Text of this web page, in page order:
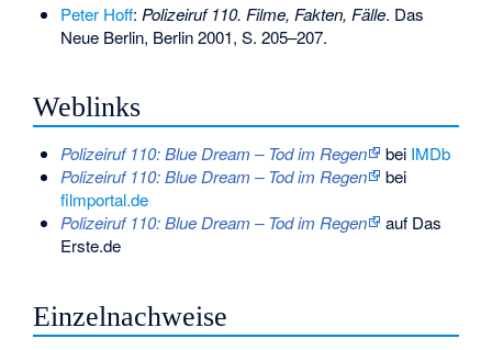
Peter Hoff: Polizeiruf 110. Filme, Fakten, Fälle. Das
Neue Berlin, Berlin 2001, S. 205–207.
Weblinks
Polizeiruf 110: Blue Dream – Tod im Regen bei IMDb
Polizeiruf 110: Blue Dream – Tod im Regen
bei
filmportal.de
Polizeiruf 110: Blue Dream – Tod im Regen
auf Das
Erste.de
Einzelnachweise